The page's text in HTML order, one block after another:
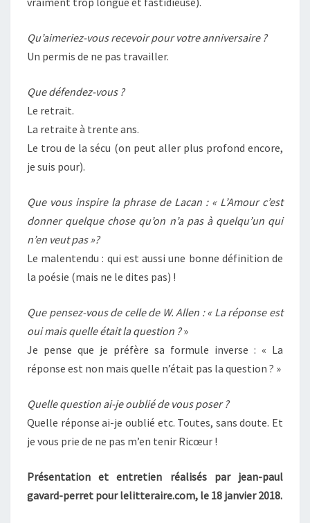
Qu’aimeriez-vous recevoir pour votre anniversaire ?
Un permis de ne pas travailler.
Que défendez-vous ?
Le retrait.
La retraite à trente ans.
Le trou de la sécu (on peut aller plus profond encore,
je suis pour).
Que vous inspire la phrase de Lacan : « L’Amour c’est
donner quelque chose qu’on n’a pas à quelqu’un qui
n’en veut pas »?
Le malentendu : qui est aussi une bonne définition de
la poésie (mais ne le dites pas) !
Que pensez-vous de celle de W. Allen : « La réponse est
oui mais quelle était la question ?»
Je pense que je préfère sa formule inverse : « La
réponse est non mais quelle n’était pas la question ? »
Quelle question ai-je oublié de vous poser ?
Quelle réponse ai-je oublié etc. Toutes, sans doute. Et
je vous prie de ne pas m’en tenir Ricœur !
Présentation et entretien réalisés par jean-paul
gavard-perret pour lelitteraire.com, le 18 janvier 2018.